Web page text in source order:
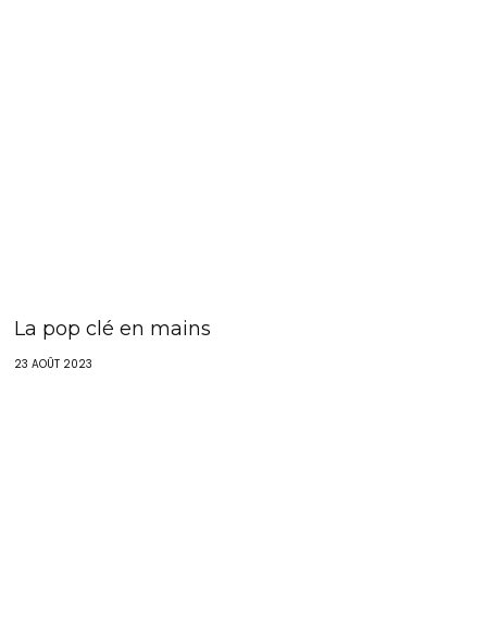
La pop clé en mains
23 AOÛT 2023